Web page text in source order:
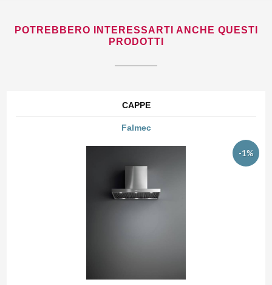
POTREBBERO INTERESSARTI ANCHE QUESTI
PRODOTTI
CAPPE
Falmec
-1%